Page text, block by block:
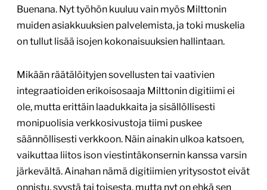
Buenana. Nyt työhön kuuluu vain myös Milttonin
muiden asiakkuuksien palvelemista, ja toki muskelia
on tullut lisää isojen kokonaisuuksien hallintaan.
Mikään räätälöityjen sovellusten tai vaativien
integraatioiden erikoisosaaja Milttonin digitiimi ei
ole, mutta erittäin laadukkaita ja sisällöllisesti
monipuolisia verkkosivustoja tiimi puskee
säännöllisesti verkkoon. Näin ainakin ulkoa katsoen,
vaikuttaa liitos ison viestintäkonsernin kanssa varsin
järkevältä. Ainahan nämä digitiimien yritysostot eivät
onnistu, syystä tai toisesta, mutta nyt on ehkä sen